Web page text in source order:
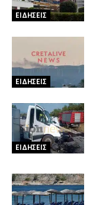
ΕΙΔΗΣΕΙΣ
ΕΙΔΗΣΕΙΣ
ΕΙΔΗΣΕΙΣ